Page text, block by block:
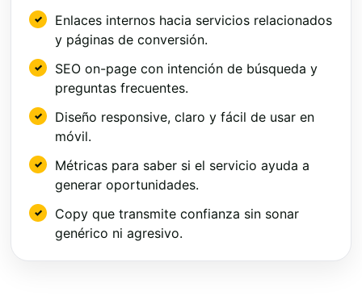
Enlaces internos hacia servicios relacionados
y páginas de conversión.
SEO on-page con intención de búsqueda y
preguntas frecuentes.
Diseño responsive, claro y fácil de usar en
móvil.
Métricas para saber si el servicio ayuda a
generar oportunidades.
Copy que transmite confianza sin sonar
genérico ni agresivo.